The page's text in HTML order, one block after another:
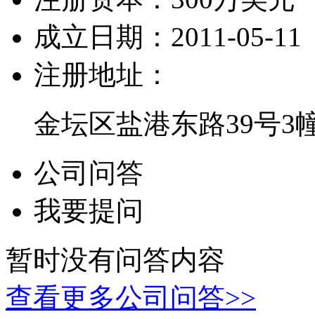
成立日期： 2011-05-11
注册地址：
金坛区盐港东路39号3
公司问答
我要提问
暂时没有问答内容
查看更多公司问答>>